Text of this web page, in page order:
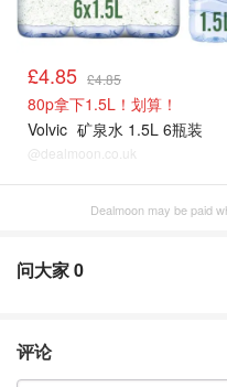
£4.85 £4.85
80p拿下1.5L！划算！
Volvic 矿泉水 1.5L 6瓶装
@dealmoon.co.uk
Dealmoon may be paid
问大家0
评论